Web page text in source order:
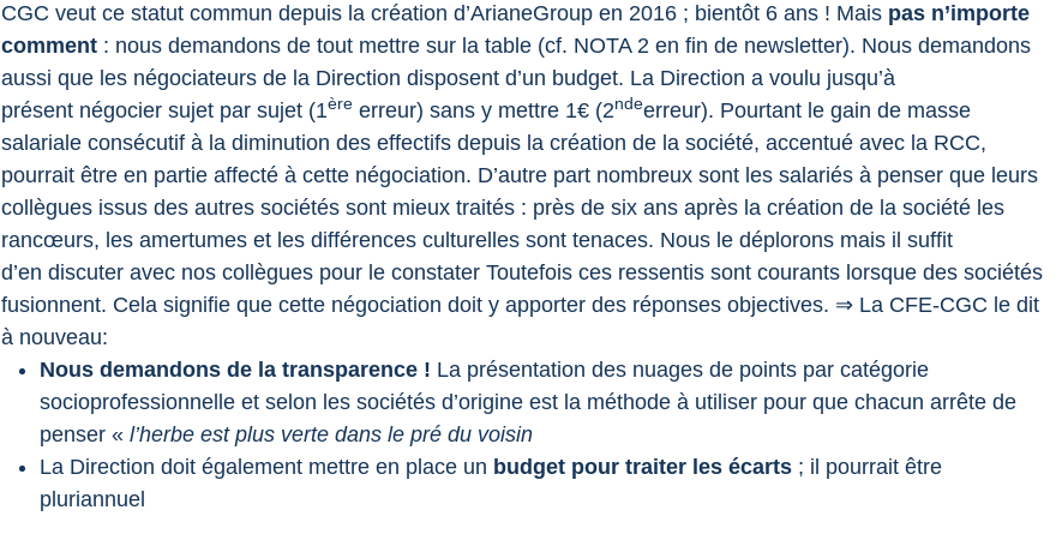
CGC veut ce statut commun depuis la création d’ArianeGroup en 2016 ; bientôt 6 ans ! Mais pas n’importe
comment : nous demandons de tout mettre sur la table (cf. NOTA 2 en fin de newsletter). Nous demandons
aussi que les négociateurs de la Direction disposent d’un budget. La Direction a voulu jusqu’à
présent négocier sujet par sujet (1ère erreur) sans y mettre 1€ (2ndeerreur). Pourtant le gain de masse
salariale consécutif à la diminution des effectifs depuis la création de la société, accentué avec la RCC,
pourrait être en partie affecté à cette négociation. D’autre part nombreux sont les salariés à penser que leurs
collègues issus des autres sociétés sont mieux traités : près de six ans après la création de la société les
rancœurs, les amertumes et les différences culturelles sont tenaces. Nous le déplorons mais il suffit
d’en discuter avec nos collègues pour le constater Toutefois ces ressentis sont courants lorsque des sociétés
fusionnent. Cela signifie que cette négociation doit y apporter des réponses objectives. ⇒ La CFE-CGC le dit
à nouveau:
Nous demandons de la transparence ! La présentation des nuages de points par catégorie
socioprofessionnelle et selon les sociétés d’origine est la méthode à utiliser pour que chacun arrête de
penser « l’herbe est plus verte dans le pré du voisin
La Direction doit également mettre en place un budget pour traiter les écarts ; il pourrait être
pluriannuel